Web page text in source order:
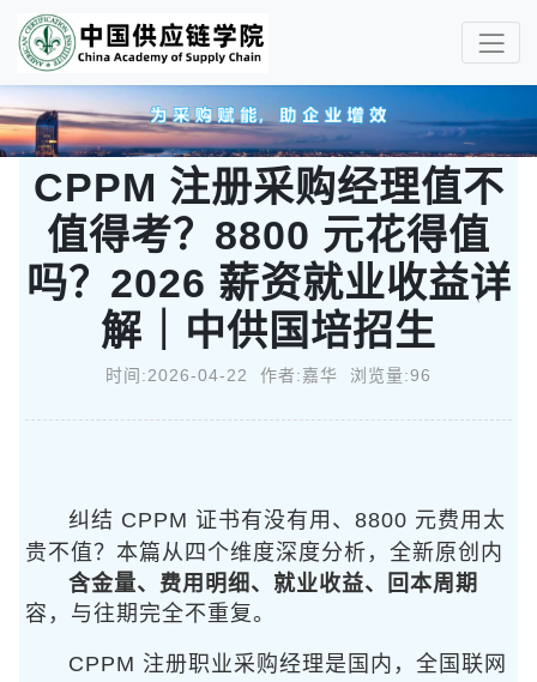
CPPM 注册采购经理值不
值得考？8800 元花得值
吗？2026 薪资就业收益详
解｜中供国培招生
时间:2026-04-22 作者:嘉华 浏览量:96
纠结 CPPM 证书有没有用、8800 元费用太
贵不值？本篇从
含金量、费用明细、就业收益、回本周期
四个维度深度分析，全新原创内
容，与往期完全不重复。
CPPM 注册职业采购经理是国内 ，全国联网